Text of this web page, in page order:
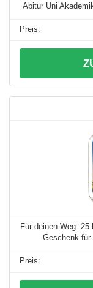
Abitur Uni
Für deinen Weg:
Geschenk für